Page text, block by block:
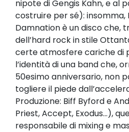
nipote di Gengis Kahn, e al
costruire per sé): insomma,
Damnation è un disco che,
dell’hard rock in stile
certe atmosfere cariche di
l’identità di una band che,
50esimo anniversario, non
togliere il piede
Produzione: Biff Byford e
Priest, Accept, Exodus...),
responsabile di mixing e